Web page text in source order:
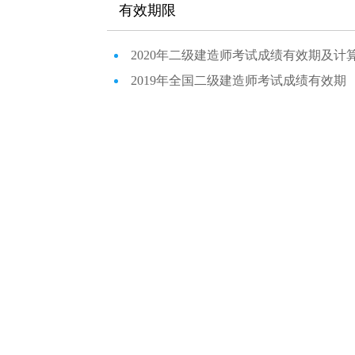
有效期限
2020年二级建造师考试成绩有效期及计
2019年全国二级建造师考试成绩有效期